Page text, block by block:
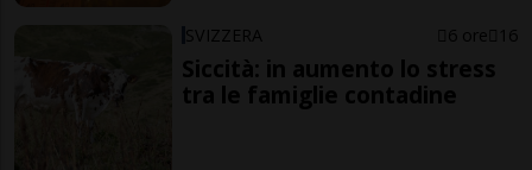
SVIZZERA 6 ore 16
Siccità: in aumento lo stress
tra le famiglie contadine